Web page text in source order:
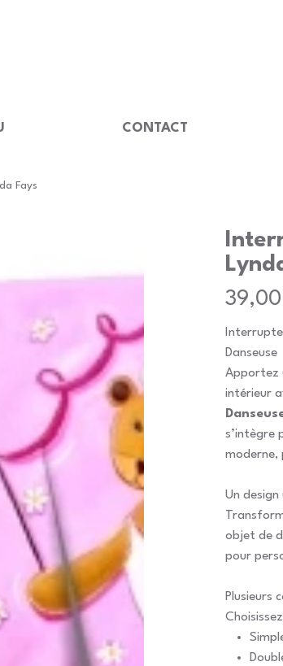
CONTACT
Fays
Prix
Danseuse
Apportez
intérieur
s’intègre
moderne,
Un
objet de
pour
Plusieurs